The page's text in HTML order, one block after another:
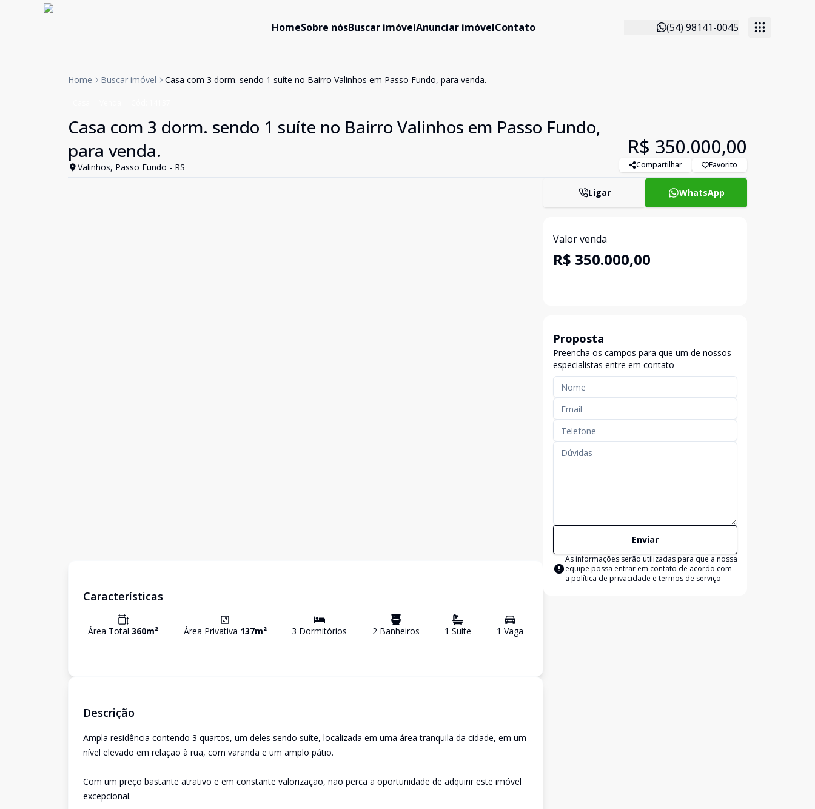
HomeSobre nósBuscar imóvelAnunciar imóvelContato (54) 98141-0045
Home Buscar imóvel Casa com 3 dorm. sendo 1 suíte no Bairro Valinhos em Passo Fundo, para venda.
Casa com 3 dorm. sendo 1 suíte no Bairro Valinhos em Passo Fundo,
para venda.
Valinhos, Passo Fundo - RS
R$ 350.000,00
Compartilhar Favorito
Características
Área Total 360m² Área Privativa 137m² 3 Dormitórios 2Banheiros 1 Suíte 1 Vaga
Descrição
Ampla residência contendo 3 quartos, um deles sendo suíte, localizada em uma área tranquila da cidade, em um
nível elevado em relação à rua, com varanda e um amplo pátio.
Com um preço bastante atrativo e em constante valorização, não perca a oportunidade de adquirir este imóvel
excepcional.
Ligar WhatsApp
Valor venda
R$ 350.000,00
Proposta
Preencha os campos para que um de nossos
especialistas entre em contato
Enviar
As informações serão utilizadas para que a nossa
equipe possa entrar em contato de acordo com
a política de privacidade e termos de serviço